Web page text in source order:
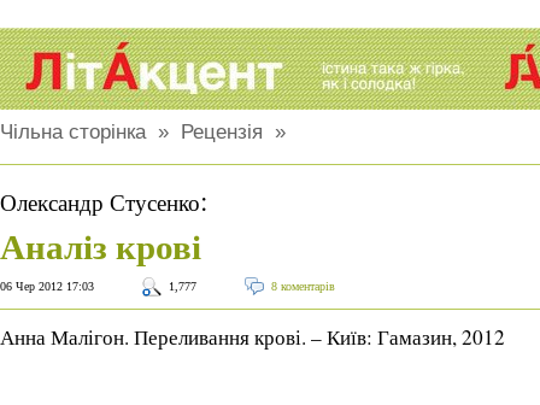
Чільна сторінка» Рецензія »
Олександр Стусенко:
Аналіз крові
06 Чер 2012 17:03 1,777 8 коментарів
Анна Малігон. Переливання крові. – Київ: Гамазин, 2012